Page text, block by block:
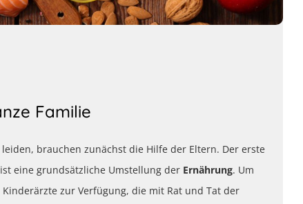
Familie
brauchen zunächst die Hilfe der Eltern. Der erste
eine grundsätzliche Umstellung der Ernährung. Um
zur Verfügung, die mit Rat und Tat der